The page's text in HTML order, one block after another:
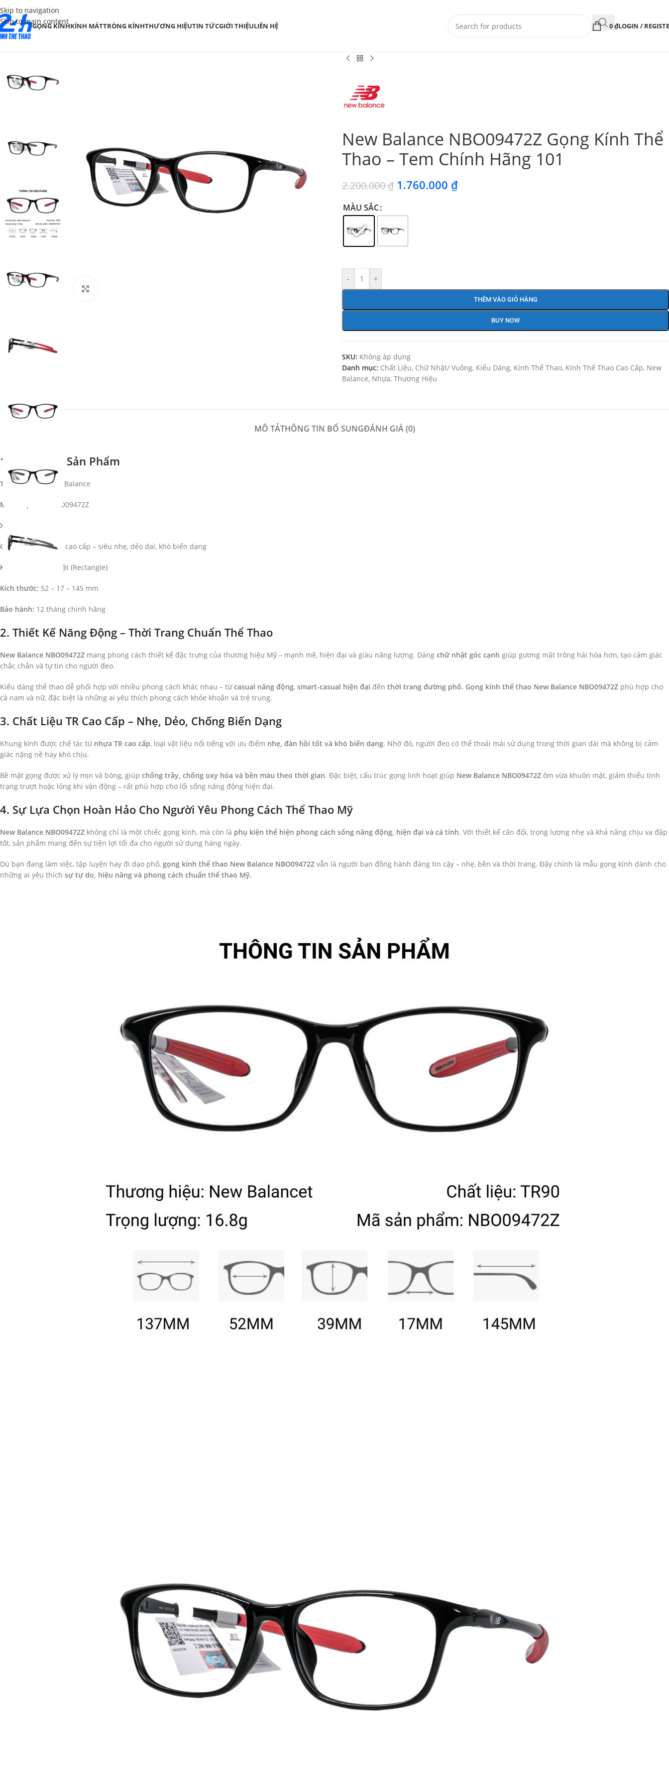
Skip to navigation
Skip to main content
GỌNG KÍNHKÍNH MÁTTRÒNG KÍNHTHƯƠNG HIỆUTIN TỨCGIỚI THIỆULIÊN HỆ 0₫LOGIN /
New Balance NBO09472Z Gọng Kính Thể
Thao – Tem Chính Hãng 101
2.200.000₫ 1.760.000 ₫
MÀU SẮC
- +
THÊM VÀO GIỎ HÀNG
BUY NOW
SKU: Không áp dụng
Danh mục: Chất Liệu, Chữ Nhật/ Vuông, Kiểu Dáng, Kính Thể Thao, Kính Thể Thao Cao Cấp, New
Balance, Nhựa, Thương Hiệu
MÔ TẢTHÔNG TIN BỔ SUNGĐÁNH GIÁ (0)
1. Thông Tin Sản Phẩm
Thương hiệu:New Balance
Mã sản phẩm: NBO09472Z
Xuất xứ:
Chất liệu:Nhựa TR cao cấp – siêu nhẹ, dẻo dai, khó biến dạng
Kiểu dáng: Chữ nhật (Rectangle)
Kích thước: 52 – 17 – 145 mm
Bảo hành: 12 tháng chính hãng
2. Thiết Kế Năng Động – Thời Trang Chuẩn Thể Thao
New Balance NBO09472Z mang phong cách thiết kế đặc trưng của thương hiệu Mỹ – mạnh mẽ, hiện đại và giàu năng lượng. Dáng chữ nhật góc cạnh giúp gương mặt trông hài hòa hơn, tạo cảm giác
chắc chắn và tự tin cho người đeo.
Kiểu dáng thể thao dễ phối hợp với nhiều phong cách khác nhau – từcasual năng động, smart-casual hiện đại đến thời trang đường phố. Gọng kính thể thao New Balance NBO09472Z phù hợp cho
cả nam và nữ, đặc biệt là những ai yêu thích phong cách khỏe khoắn và trẻ trung.
3. Chất Liệu TR Cao Cấp – Nhẹ, Dẻo, Chống Biến Dạng
Khung kính được chế tác từ nhựa TR cao cấp, loại vật liệu nổi tiếng với ưu điểm nhẹ, đàn hồi tốt và khó biến dạng. Nhờ đó, người đeo có thể thoải mái sử dụng trong thời gian dài mà không bị cảm
giác nặng nề hay khó chịu.
Bề mặt gọng được xử lý mịn và bóng, giúp chống trầy, chống oxy hóa và bền màu theo thời gian. Đặc biệt, cấu trúc gọng linh hoạt giúp New Balance NBO09472Z ôm vừa khuôn mặt, giảm thiểu tình
trạng trượt hoặc lỏng khi vận động – rất phù hợp cho lối sống năng động hiện đại.
4. Sự Lựa Chọn Hoàn Hảo Cho Người Yêu Phong Cách Thể Thao Mỹ
New Balance NBO09472Z không chỉ là một chiếc gọng kính, mà còn là phụ kiện thể hiện phong cách sống năng động, hiện đại và cá tính. Với thiết kế cân đối, trọng lượng nhẹ và khả năng chịu va đập
tốt, sản phẩm mang đến sự tiện lợi tối đa cho người sử dụng hàng ngày.
Dù bạn đang làm việc, tập luyện hay đi dạo phố, gọng kính thể thao New Balance NBO09472Z vẫn là người bạn đồng hành đáng tin cậy – nhẹ, bền và thời trang. Đây chính là mẫu gọng kính dành cho
những ai yêu thích sự tự do, hiệu năng và phong cách chuẩn thể thao Mỹ.